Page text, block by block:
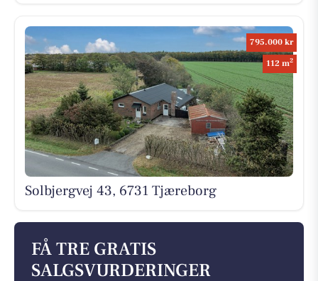
795.000 kr
112 m2
Solbjergvej 43, 6731 Tjæreborg
FÅ TRE GRATIS
SALGSVURDERINGER